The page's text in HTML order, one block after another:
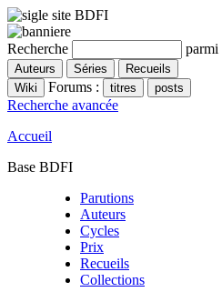
Recherche parmi
Forums :
Recherche avancée
Accueil
Base BDFI
Parutions
Auteurs
Cycles
Prix
Recueils
Collections